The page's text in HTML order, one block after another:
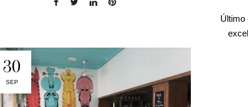
Último
30
SEP